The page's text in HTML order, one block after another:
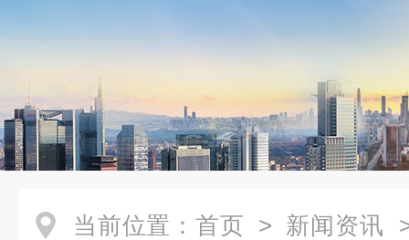
当前位置： 首页 > 新闻资讯